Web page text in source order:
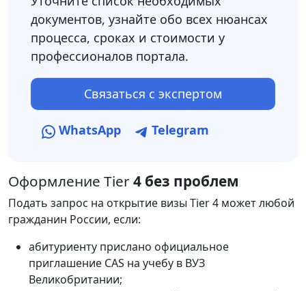
документов, узнайте обо всех нюансах
процесса, сроках и стоимости у
профессионалов портала.
Связаться с экспертом
WhatsApp Telegram
Оформление Tier4 без проблем
Подать запрос на открытие визы Tier4 можетлюбой
гражданин России, если:
абитуриенту прислано официальное
приглашение CAS на учебу в ВУЗ
Великобритании;